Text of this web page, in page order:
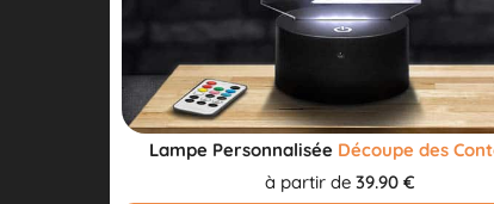
Lampe Personnalisée Découpe des
à partir de39.90 €